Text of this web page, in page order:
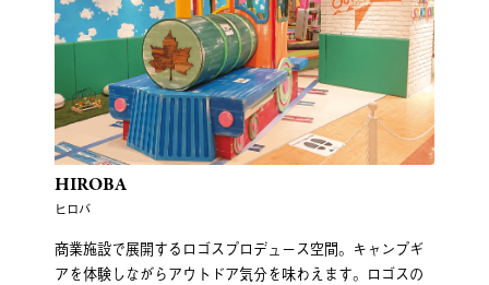
HIROBA
ヒロバ
商業施設で展開するロゴスプロデュース空間。キャンプギ
アを体験しながらアウトドア気分を味わえます。ロゴスの